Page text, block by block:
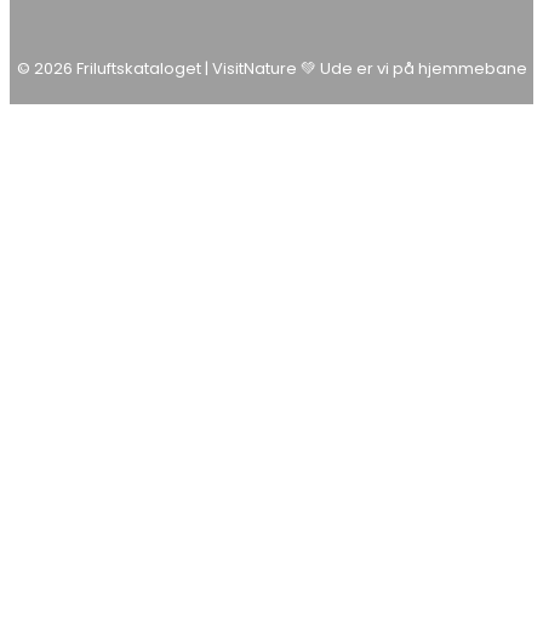
© 2026 Friluftskataloget | VisitNature 💚 Ude er vi på hjemmebane